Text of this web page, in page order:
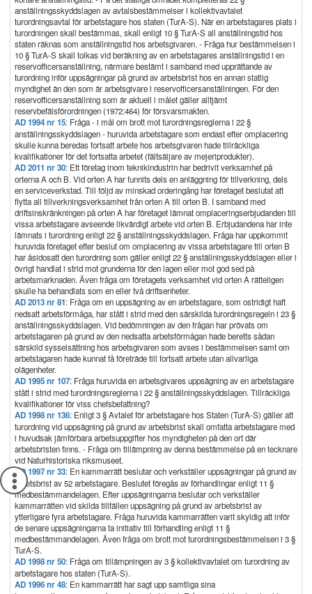
anställningsskyddslagen av avtalsbestämmelser i kollektivavtalet
turordningsavtal för arbetstagare hos staten (TurA-S). När en arbetstagares plats i
turordningen skall bestämmas, skall enligt 10 § TurA-S all anställningstid hos
staten räknas som anställningstid hos arbetsgivaren. - Fråga hur bestämmelsen i
10 § TurA-S skall tolkas vid beräkning av en arbetstagares anställningstid i en
reservofficersanställning, närmare bestämt i samband med upprättande av
turordning inför uppsägningar på grund av arbetsbrist hos en annan statlig
myndighet än den som är arbetsgivare i reservofficersanställningen. För den
reservofficersanställning som är aktuell i målet gäller alltjämt
reservbefälsförordningen (1972:464) för försvarsmakten.
AD 1994 nr 15: Fråga - i mål om brott mot turordningsreglerna i 22 §
anställningsskyddslagen - huruvida arbetstagare som endast efter omplacering
skulle kunna beredas fortsatt arbete hos arbetsgivaren hade tillräckliga
kvalifikationer för det fortsatta arbetet (fältsäljare av mejeriprodukter).
AD 2011 nr 30: Ett företag inom teknikindustrin har bedrivit verksamhet på
orterna A och B. Vid orten A har funnits dels en anläggning för tillverkning, dels
en serviceverkstad. Till följd av minskad orderingång har företaget beslutat att
flytta all tillverkningsverksamhet från orten A till orten B. I samband med
driftsinskränkningen på orten A har företaget lämnat omplaceringserbjudanden till
vissa arbetstagare avseende likvärdigt arbete vid orten B. Erbjudandena har inte
lämnats i turordning enligt 22 § anställningsskyddslagen. Fråga har uppkommit
huruvida företaget efter beslut om omplacering av vissa arbetstagare till orten B
har åsidosatt den turordning som gäller enligt 22 § anställningsskyddslagen eller i
övrigt handlat i strid mot grunderna för den lagen eller mot god sed på
arbetsmarknaden. Även fråga om företagets verksamhet vid orten A rätteligen
skulle ha behandlats som en eller två driftsenheter.
AD 2013 nr 81: Fråga om en uppsägning av en arbetstagare, som ostridigt haft
nedsatt arbetsförmåga, har stått i strid med den särskilda turordningsregeln i 23 §
anställningsskyddslagen. Vid bedömningen av den frågan har prövats om
arbetstagaren på grund av den nedsatta arbetsförmågan hade beretts sådan
särskild sysselsättning hos arbetsgivaren som avses i bestämmelsen samt om
arbetstagaren hade kunnat få företräde till fortsatt arbete utan allvarliga
olägenheter.
AD 1995 nr 107: Fråga huruvida en arbetsgivares uppsägning av en arbetstagare
stått i strid med turordningsreglerna i 22 § anställningsskyddslagen. Tillräckliga
kvalifikationer för viss chefsbefattning?
AD 1998 nr 136: Enligt 3 § Avtalet för arbetstagare hos Staten (TurA-S) gäller att
turordning vid uppsägning på grund av arbetsbrist skall omfatta arbetstagare med
i huvudsak jämförbara arbetsuppgifter hos myndigheten på den ort där
arbetsbristen finns. - Fråga om tillämpning av denna bestämmelse på en tecknare
vid Naturhistoriska riksmuseet.
AD 1997 nr 33: En kammarrätt beslutar och verkställer uppsägningar på grund av
arbetsbrist av 52 arbetstagare. Beslutet föregås av förhandlingar enligt 11 §
medbestämmandelagen. Efter uppsägningarna beslutar och verkställer
kammarrätten vid skilda tillfällen uppsägning på grund av arbetsbrist av
ytterligare fyra arbetstagare. Fråga huruvida kammarrätten varit skyldig att inför
de senare uppsägningarna ta initiativ till förhandling enligt 11 §
medbestämmandelagen. Även fråga om brott mot turordningsbestämmelsen i 3 §
TurA-S.
AD 1998 nr 50: Fråga om tillämpningen av 3 § kollektivavtalet om turordning av
arbetstagare hos staten (TurA-S).
AD 1996 nr 48: En kammarrätt har sagt upp samtliga sina